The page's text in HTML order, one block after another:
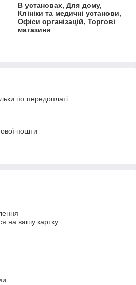
В установах, Для дому,
Клініки та медичні установи,
Офіси організацій, Торгові
магазини
по передоплаті.
пошти
на вашу картку